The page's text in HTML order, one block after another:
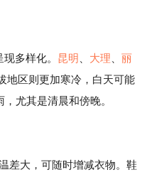
多样化。 昆明 大理
丽
地区则更加寒冷，白天可能
尤其是清晨和傍晚。
差大，可随时增减衣物。鞋